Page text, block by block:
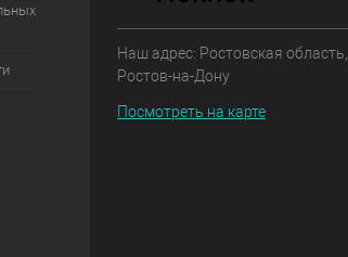
Наш адрес: Ростовская область,
Ростов-на-Дону
Посмотреть на карте